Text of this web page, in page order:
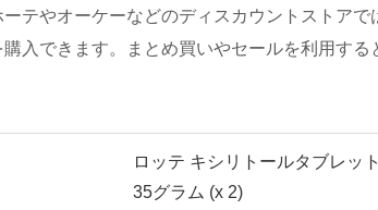
ーテやオーケーなどのディスカウントストア
購入できます。まとめ買いやセールを利用す
ロッテ キシリトールタブレッ
35グラム (x 2)